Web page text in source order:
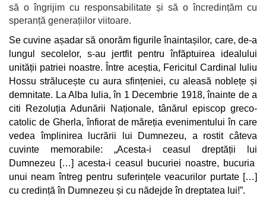
să o îngrijim cu responsabilitate și să o încredințăm cu
speranță generațiilor viitoare.
Se cuvine așadar să onorăm figurile înaintașilor, care, de-a
lungul secolelor, s-au jertfit pentru înfăptuirea idealului
unității patriei noastre. Între aceștia, Fericitul Cardinal Iuliu
Hossu strălucește cu aura sfințeniei, cu aleasă noblețe și
demnitate. La Alba Iulia, în 1 Decembrie 1918, înainte de a
citi Rezoluția Adunării Naționale, tânărul episcop greco-
catolic de Gherla, înfiorat de măreția evenimentului în care
vedea împlinirea lucrării lui Dumnezeu, a rostit câteva
cuvinte memorabile: „Acesta-i ceasul dreptății lui
Dumnezeu […] acesta-i ceasul bucuriei noastre, bucuria
unui neam întreg pentru suferințele veacurilor purtate […]
cu credință în Dumnezeu și cu nădejde în dreptatea lui!”.